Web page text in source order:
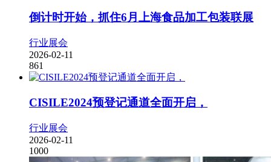
倒计时开始，抓住6月上海食品加工包装联展
行业展会
2026-02-11
861
CISILE2024预登记通道全面开启，
行业展会
2026-02-11
1000